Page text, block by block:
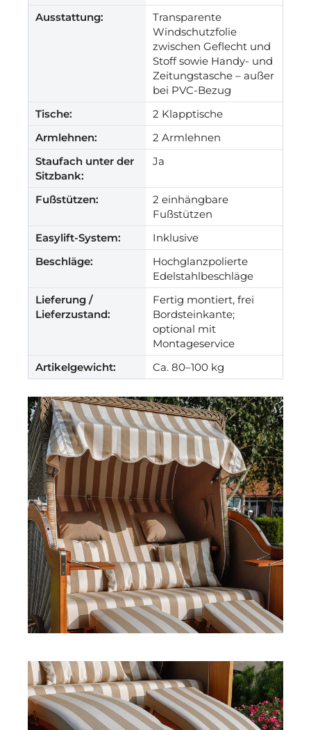
Ausstattung:
Transparente
Windschutzfolie
zwischen Geflecht und
Stoff sowie Handy- und
Zeitungstasche – außer
bei PVC-Bezug
Tische:
2 Klapptische
Armlehnen:
2 Armlehnen
Staufach unter der
Sitzbank:
Ja
Fußstützen:
2 einhängbare
Fußstützen
Easylift-System:
Inklusive
Beschläge:
Hochglanzpolierte
Edelstahlbeschläge
Lieferung /
Lieferzustand:
Fertig montiert, frei
Bordsteinkante;
optional mit
Montageservice
Artikelgewicht:
Ca. 80–100 kg